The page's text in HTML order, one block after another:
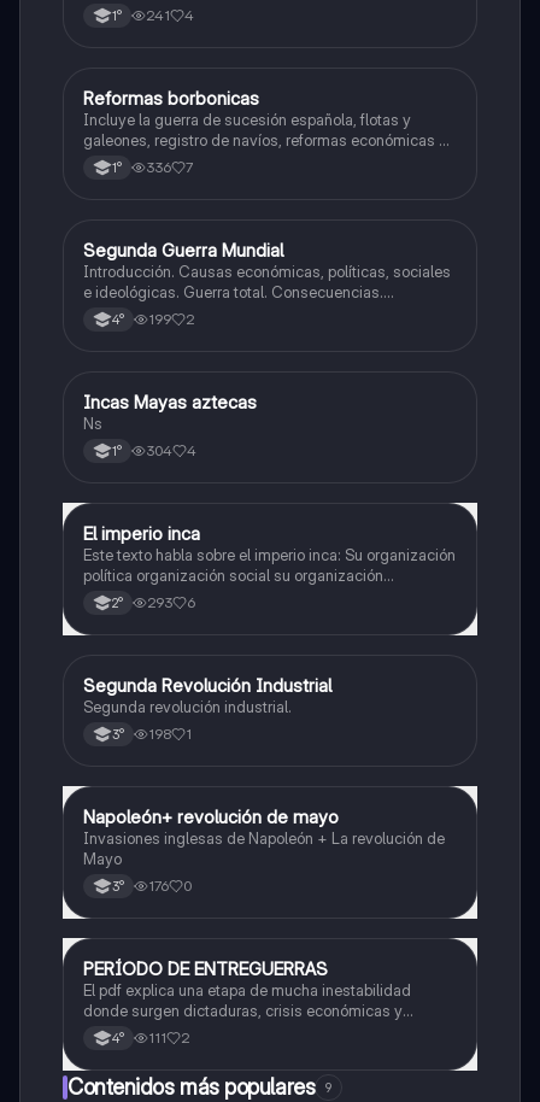
1° 241 4
Historia
Reformas borbonicas
Incluye la guerra de sucesión española, flotas y
galeones, registro de navíos, reformas económicas y
virreinatos
1° 336 7
Historia
Segunda Guerra Mundial
Introducción. Causas económicas, políticas, sociales
e ideológicas. Guerra total. Consecuencias.
Tensiones en europa. Inicio de la guerra.
4° 199 2
Historia
Incas Mayas aztecas
Ns
1° 304 4
Historia
El imperio inca
Este texto habla sobre el imperio inca: Su organización
política organización social su organización
económica su y organización religiosa
2° 293 6
Historia
Segunda Revolución Industrial
Segunda revolución industrial.
3° 198 1
Historia
Napoleón+ revolución de mayo
Invasiones inglesas de Napoleón + La revolución de
Mayo
3° 176 0
Historia
PERÍODO DE ENTREGUERRAS
El pdf explica una etapa de mucha inestabilidad
donde surgen dictaduras, crisis económicas y
tensiones que terminan provocando una guerra a nivel
mundial. También analiza los cambios políticos y
sociales que ocurrieron en ese tiempo.
4° 111 2
Contenidos más populares 9